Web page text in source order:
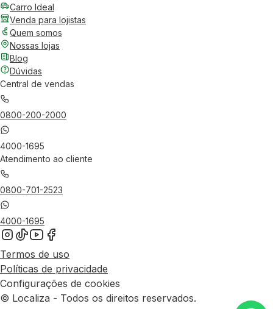
Carro Ideal
Venda para lojistas
Quem somos
Nossas lojas
Blog
Dúvidas
Central de vendas
0800-200-2000
4000-1695
Atendimento ao cliente
0800-701-2523
4000-1695
Termos de uso
Políticas de privacidade
Configurações de cookies
© Localiza - Todos os direitos reservados.